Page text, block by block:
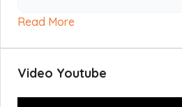
Read More
Video Youtube